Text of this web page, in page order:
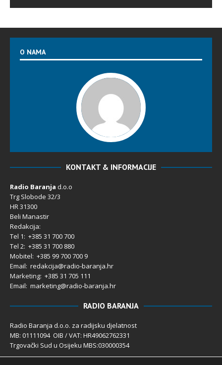
O NAMA
KONTAKT & INFORMACIJE
Radio Baranja d.o.o
Trg Slobode 32/3
HR 31300
Beli Manastir
Redakcija:
Tel 1: +385 31 700 700
Tel 2: +385 31 700 880
Mobitel: +385 99 700 700 9
Email: redakcija@radio-baranja.hr
Marketing: +385 31 705 111
Email: marketing@radio-baranja.hr
RADIO BARANJA
Radio Baranja d.o.o. za radijsku djelatnost
MB: 01111094 OIB / VAT: HR49062762331
Trgovački Sud u Osijeku MBS:030000354